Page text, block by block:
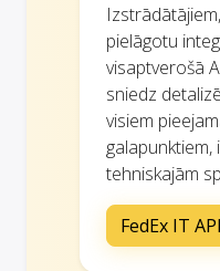
pielāgotu
visaptverošā
sniedz
visiem
galapunktiem,
tehniskajām
FedEx IT